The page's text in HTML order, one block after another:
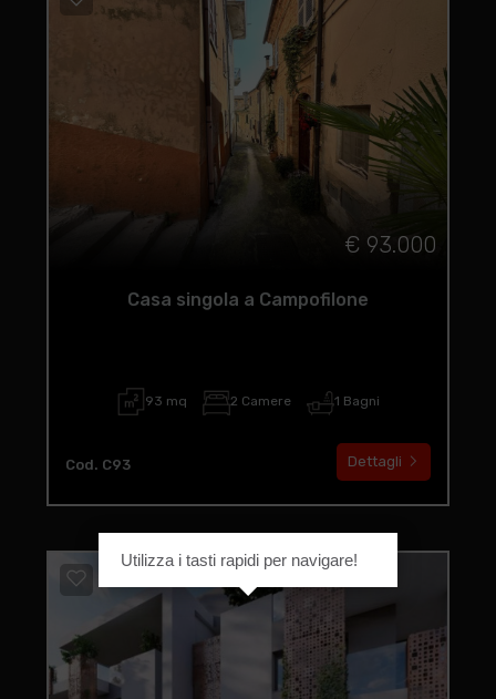
€ 93.000
Casa singola a Campofilone
93 mq 2 Camere 1 Bagni
Cod. C93 Dettagli
Utilizza i tasti rapidi per navigare!